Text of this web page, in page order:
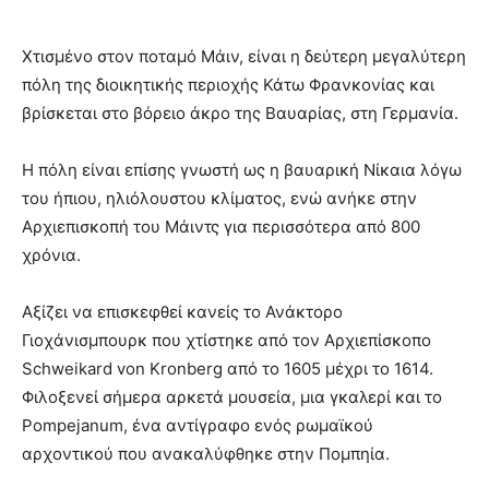
Χτισμένο στον ποταμό Μάιν, είναι η δεύτερη μεγαλύτερη
πόλη της διοικητικής περιοχής Κάτω Φρανκονίας και
βρίσκεται στο βόρειο άκρο της Βαυαρίας, στη Γερμανία.
Η πόλη είναι επίσης γνωστή ως η βαυαρική Νίκαια λόγω
του ήπιου, ηλιόλουστου κλίματος, ενώ ανήκε στην
Αρχιεπισκοπή του Μάιντς για περισσότερα από 800
χρόνια.
Αξίζει να επισκεφθεί κανείς το Ανάκτορο
Γιοχάνισμπουρκ που χτίστηκε από τον Αρχιεπίσκοπο
Schweikard von Kronberg από το 1605 μέχρι το 1614.
Φιλοξενεί σήμερα αρκετά μουσεία, μια γκαλερί και το
Pompejanum, ένα αντίγραφο ενός ρωμαϊκού
αρχοντικού που ανακαλύφθηκε στην Πομπηία.